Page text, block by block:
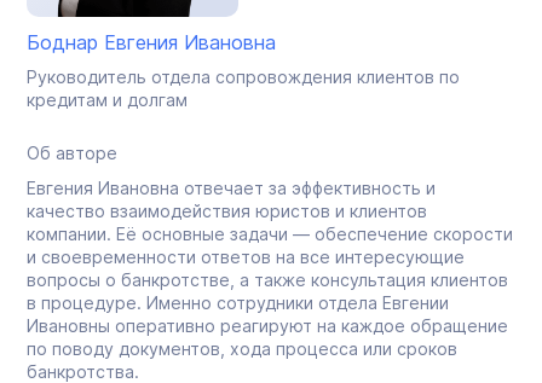
Боднар Евгения Ивановна
Руководитель отдела сопровождения клиентов по
кредитам и долгам
Об авторе
Евгения Ивановна отвечает за эффективность и
качество взаимодействия юристов и клиентов
компании. Её основные задачи — обеспечение скорости
и своевременности ответов на все интересующие
вопросы о банкротстве, а также консультация клиентов
в процедуре. Именно сотрудники отдела Евгении
Ивановны оперативно реагируют на каждое обращение
по поводу документов, хода процесса или сроков
банкротства.